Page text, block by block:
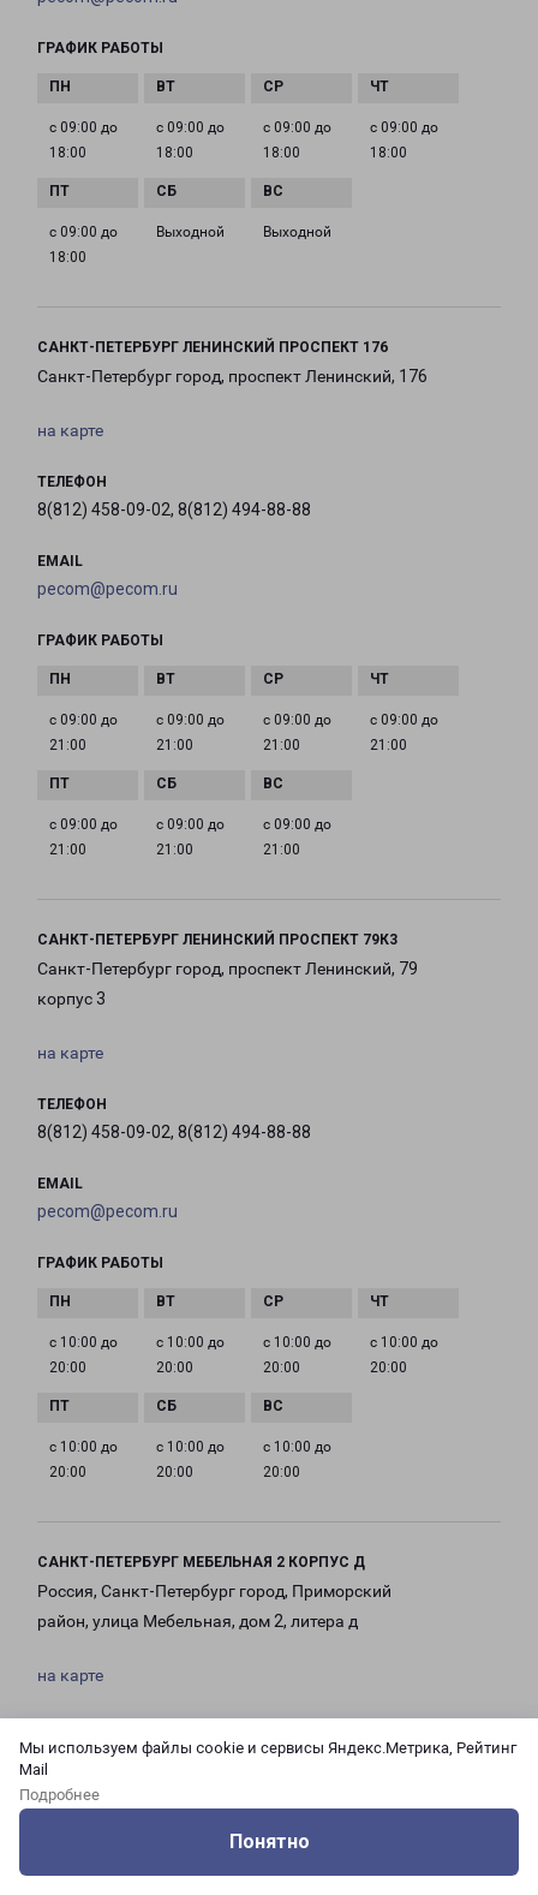
Мы используем файлы cookie и сервисы Яндекс.Метрика, Рейтинг
Mail
Подробнее
Понятно
ГРАФИК РАБОТЫ
с 09:00 до
18:00
с 09:00 до
18:00
с 09:00 до
18:00
с 09:00 до
18:00
с 09:00 до
18:00
Выходной Выходной
САНКТ-ПЕТЕРБУРГ ЛЕНИНСКИЙ ПРОСПЕКТ 176
Санкт-Петербург город, проспект Ленинский, 176
на карте
ТЕЛЕФОН
8(812) 458-09-02, 8(812) 494-88-88
EMAIL
pecom@pecom.ru
ГРАФИК РАБОТЫ
с 09:00 до
21:00
с 09:00 до
21:00
с 09:00 до
21:00
с 09:00 до
21:00
с 09:00 до
21:00
с 09:00 до
21:00
с 09:00 до
21:00
САНКТ-ПЕТЕРБУРГ ЛЕНИНСКИЙ ПРОСПЕКТ 79К3
Санкт-Петербург город, проспект Ленинский, 79
корпус 3
на карте
ТЕЛЕФОН
8(812) 458-09-02, 8(812) 494-88-88
EMAIL
pecom@pecom.ru
ГРАФИК РАБОТЫ
с 10:00 до
20:00
с 10:00 до
20:00
с 10:00 до
20:00
с 10:00 до
20:00
с 10:00 до
20:00
с 10:00 до
20:00
с 10:00 до
20:00
САНКТ-ПЕТЕРБУРГ МЕБЕЛЬНАЯ 2 КОРПУС Д
Россия, Санкт-Петербург город, Приморский
район, улица Мебельная, дом 2, литера д
на карте
8(812) 458-09-02, 8(812) 494-88-88
EMAIL